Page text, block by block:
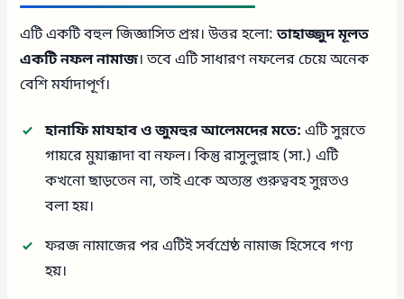
এটি একটি বহুল জিজ্ঞাসিত প্রশ্ন। উত্তর হলো:তাহাজ্জুদ মূলত
একটি নফল নামাজ। তবে এটি সাধারণ নফলের চেয়ে অনেক
বেশি মর্যাদাপূর্ণ।
হানাফি মাযহাব ও জুমহুর আলেমদের মতে: এটি সুন্নতে
গায়রে মুয়াক্কাদা বা নফল। কিন্তু রাসুলুল্লাহ (সা.) এটি
কখনো ছাড়তেন না, তাই একে অত্যন্ত গুরুত্ববহ সুন্নতও
বলা হয়।
ফরজ নামাজের পর এটিই সর্বশ্রেষ্ঠ নামাজ হিসেবে গণ্য
হয়।